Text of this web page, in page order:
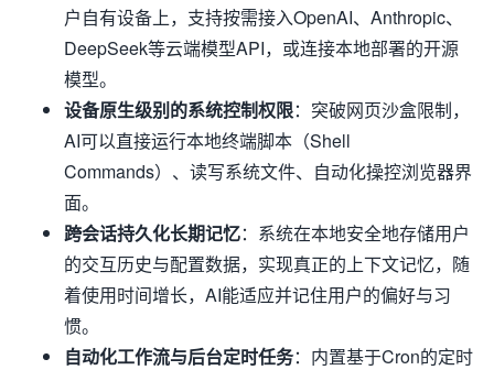
户自有设备上，支持按需接入OpenAI、Anthropic、
DeepSeek等云端模型API，或连接本地部署的开源
模型。
设备原生级别的系统控制权限：突破网页沙盒限制，
AI可以直接运行本地终端脚本（Shell
Commands）、读写系统文件、自动化操控浏览器界
面。
跨会话持久化长期记忆：系统在本地安全地存储用户
的交互历史与配置数据，实现真正的上下文记忆，随
着使用时间增长，AI能适应并记住用户的偏好与习
惯。
自动化工作流与后台定时任务：内置基于Cron的定时